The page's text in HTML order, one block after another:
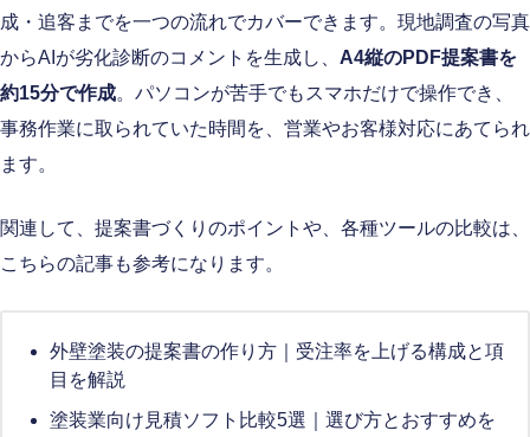
成・追客までを一つの流れでカバーできます。現地調査の写真
からAIが劣化診断のコメントを生成し、 A4縦のPDF提案書を
約15分で作成。パソコンが苦手でもスマホだけで操作でき、
事務作業に取られていた時間を、営業やお客様対応にあてられ
ます。
関連して、提案書づくりのポイントや、各種ツールの比較は、
こちらの記事も参考になります。
外壁塗装の提案書の作り方｜受注率を上げる構成と項
目を解説
塗装業向け見積ソフト比較5選｜選び方とおすすめを